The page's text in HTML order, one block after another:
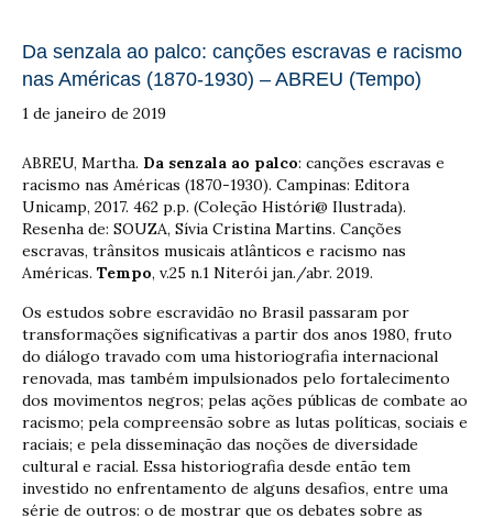
Da senzala ao palco: canções escravas e racismo
nas Américas (1870-1930) – ABREU (Tempo)
1 de janeiro de 2019
ABREU, Martha. Da senzala ao palco: canções escravas e
racismo nas Américas (1870-1930). Campinas: Editora
Unicamp, 2017. 462 p.p. (Coleção Históri@ Ilustrada).
Resenha de: SOUZA, Sívia Cristina Martins. Canções
escravas, trânsitos musicais atlânticos e racismo nas
Américas. Tempo, v.25 n.1 Niterói jan./abr. 2019.
Os estudos sobre escravidão no Brasil passaram por
transformações significativas a partir dos anos 1980, fruto
do diálogo travado com uma historiografia internacional
renovada, mas também impulsionados pelo fortalecimento
dos movimentos negros; pelas ações públicas de combate ao
racismo; pela compreensão sobre as lutas políticas, sociais e
raciais; e pela disseminação das noções de diversidade
cultural e racial. Essa historiografia desde então tem
investido no enfrentamento de alguns desafios, entre uma
série de outros: o de mostrar que os debates sobre as